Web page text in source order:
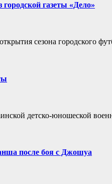
газеты «Дело»
сезона городского
детско-юношеской
после боя с Джошуа